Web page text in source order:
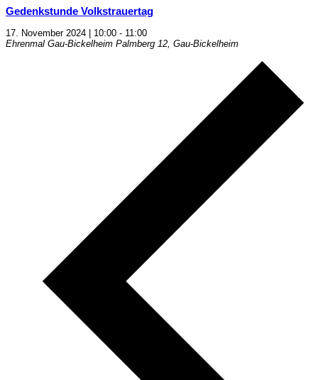
Gedenkstunde Volkstrauertag
17. November 2024 | 10:00 - 11:00
Ehrenmal Gau-Bickelheim Palmberg 12, Gau-Bickelheim